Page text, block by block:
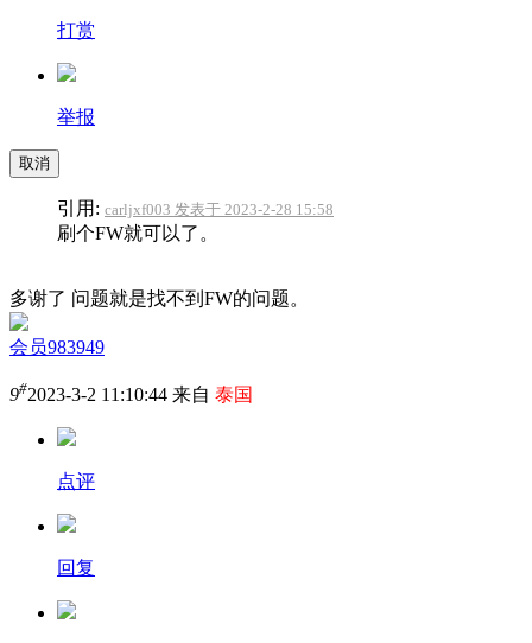
打赏
举报
取消
引用: carljxf003 发表于 2023-2-28 15:58
刷个FW就可以了。
多谢了 问题就是找不到FW的问题。
会员983949
9#2023-3-2 11:10:44 来自 泰国
点评
回复